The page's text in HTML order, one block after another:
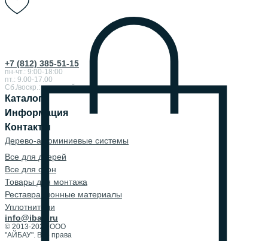
+7 (812) 385-51-15
пн-чт.: 9:00-18:00
пт.: 9.00-17.00
Сб./воскр.: выходной
Каталог
Информация
Контакты
Дерево-алюминиевые системы
Все для дверей
Все для окон
Товары для монтажа
Реставрационные материалы
Уплотнители
info@ibau.ru
© 2013-2026 ООО
"АЙБАУ". Все права